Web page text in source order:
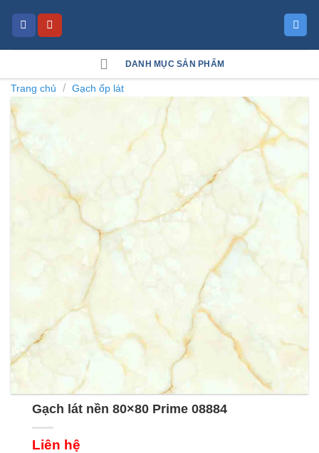
DANH MỤC SẢN PHẨM
Trang chủ / Gạch ốp lát
Gạch lát nền 80×80 Prime 08884
Liên hệ